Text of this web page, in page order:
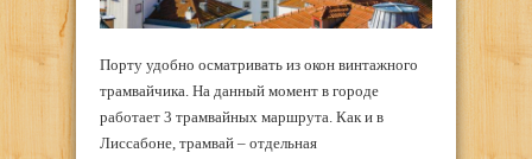
Порту удобно осматривать из окон винтажного
трамвайчика. На данный момент в городе
работает 3 трамвайных маршрута. Как и в
Лиссабоне, трамвай – отдельная